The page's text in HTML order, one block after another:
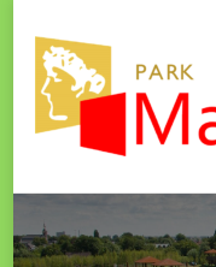
Park Matilo